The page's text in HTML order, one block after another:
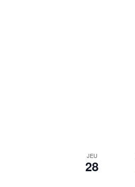
JEU
28